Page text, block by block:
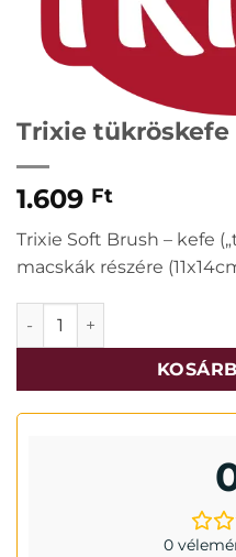
Trixie tükröskefe
1.609 Ft
Trixie Soft Brush – kefe
macskák részére
Trixie tükröskefe nagy Trx
0